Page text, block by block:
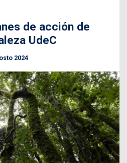
de acción de
UdeC
2024